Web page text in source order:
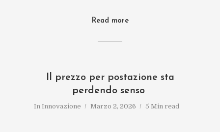
Read more
Il prezzo per postazione sta
perdendo senso
In Innovazione Marzo 2, 2026 5 Min read